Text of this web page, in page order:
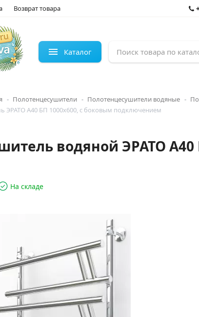
Возврат товара
Каталог
Полотенцесушители Полотенцесушители водяные
ЭРАТО А40 БП 1000x600, с боковым подключением
водяной ЭРАТО
На складе